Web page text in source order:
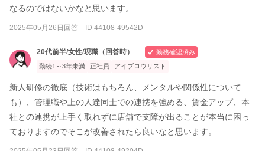
なるのではないかなと思います。
2025年05月26日回答 ID 44108-49542D
20代前半/女性/現職（回答時）
勤務確認済み
勤続1～3年未満
正社員 アイブロウリスト
新人研修の徹底（技術はもちろん、メンタルや関係性について
も）、管理職や上の人達同士での連携を強める、賃金アップ、本
社との連携が上手く取れずに店舗で支障が出ることが本当に困っ
ておりますのでそこが改善されたら良いなと思います。